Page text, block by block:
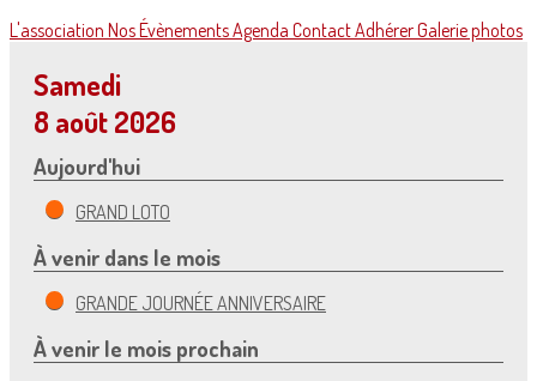
L'association Nos ÉvènementsAgenda ContactAdhérerGalerie photos
Samedi
8 août 2026
Aujourd'hui
GRAND LOTO
À venir dans le mois
GRANDE JOURNÉE ANNIVERSAIRE
À venir le mois prochain